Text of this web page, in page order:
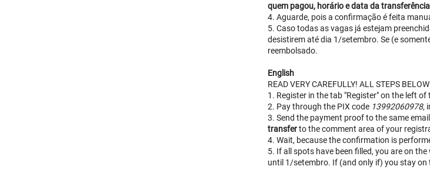
quem pagou, horário e data da transferência
4. Aguarde, pois a confirmação é feita
5. Caso todas as vagas já estejam
desistirem até dia 1/setembro. Se (e
reembolsado.
English
READ VERY CAREFULLY! ALL STEPS
1. Register in the tab "Register" on the left of
2. Pay through the PIX code 13992060978,
3. Send the payment proof to the same
transferto the comment area of your
4. Wait, because the confirmation is
5. If all spots have been filled, you are on
until 1/setembro. If (and only if) you stay